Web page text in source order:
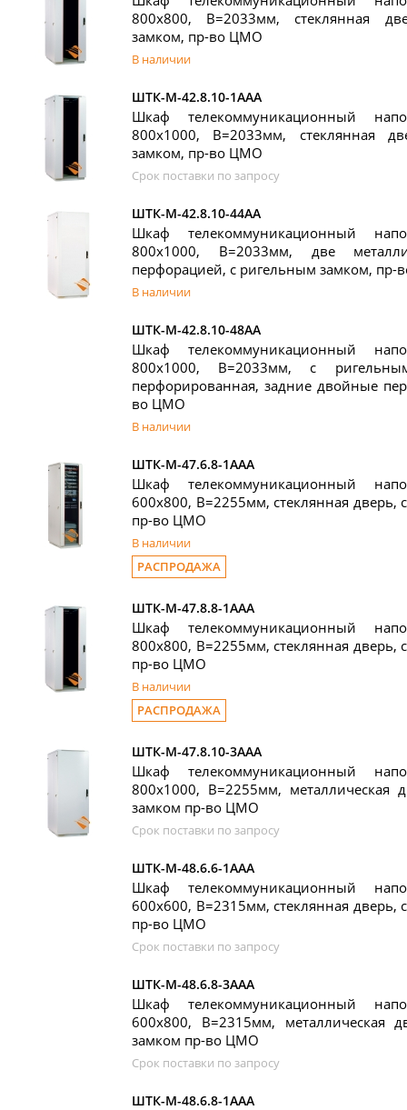
800x800, В=2033мм, стеклянная
замком, пр-во ЦМО
В наличии
ШТК-М-42.8.10-1ААА
Шкаф телекоммуникационный
800x1000, В=2033мм, стеклянная
замком, пр-во ЦМО
Срок поставки по запросу
ШТК-М-42.8.10-44АА
Шкаф телекоммуникационный
800x1000, В=2033мм, две
перфорацией, с ригельным замком,
В наличии
ШТК-М-42.8.10-48АА
Шкаф телекоммуникационный
800x1000, В=2033мм, с
перфорированная, задние двойные
во ЦМО
В наличии
ШТК-М-47.6.8-1ААА
Шкаф телекоммуникационный
600x800, В=2255мм, стеклянная дверь,
пр-во ЦМО
В наличии
РАСПРОДАЖА
ШТК-М-47.8.8-1ААА
Шкаф телекоммуникационный
800x800, В=2255мм, стеклянная дверь,
пр-во ЦМО
В наличии
РАСПРОДАЖА
ШТК-М-47.8.10-3ААА
Шкаф телекоммуникационный
800x1000, В=2255мм, металлическая
замком пр-во ЦМО
Срок поставки по запросу
ШТК-М-48.6.6-1ААА
Шкаф телекоммуникационный
600x600, В=2315мм, стеклянная дверь,
пр-во ЦМО
Срок поставки по запросу
ШТК-М-48.6.8-3ААА
Шкаф телекоммуникационный
600x800, В=2315мм, металлическая
замком пр-во ЦМО
Срок поставки по запросу
ШТК-М-48.6.8-1ААА